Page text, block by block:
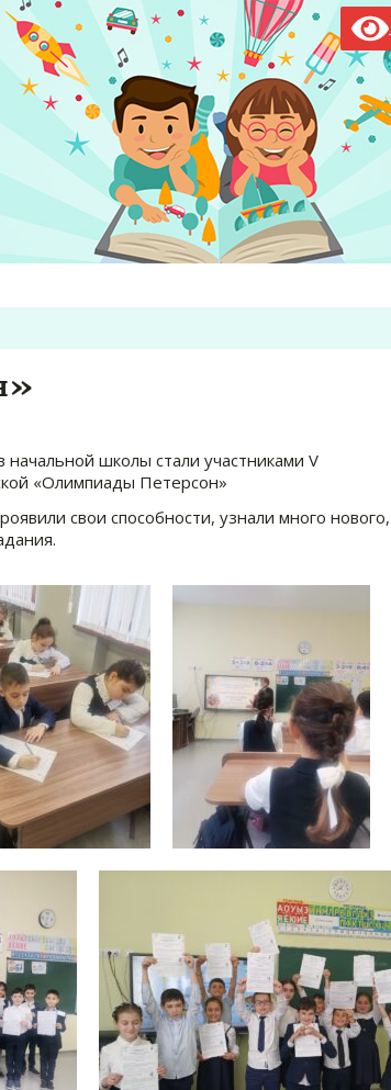
школы стали участниками V
«Олимпиады Петерсон»
свои способности, узнали много нового,